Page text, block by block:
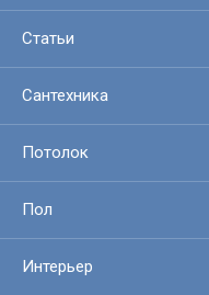
Статьи
Сантехника
Потолок
Пол
Интерьер